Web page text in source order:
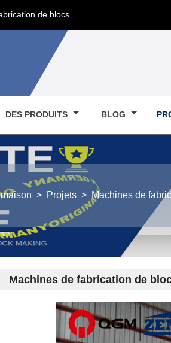
de blocs.
DES PRODUITS BLOG
maison > Projets > Machines de
Machines de fabrication de